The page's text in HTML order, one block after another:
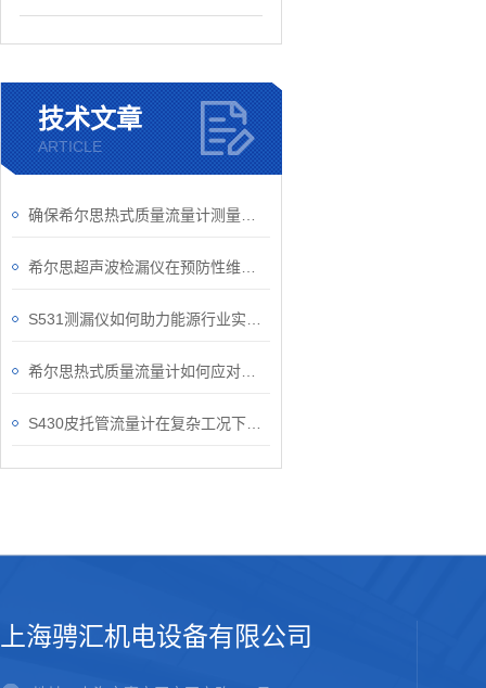
技术文章
ARTICLE
上海骋汇机电设备有限公司